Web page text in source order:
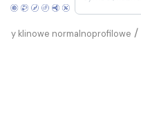
/
klinowe normalnoprofilowe